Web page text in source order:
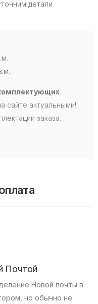
детали
.
сайте актуальными!
заказа.
Почтой
Новой почты в
но обычно не